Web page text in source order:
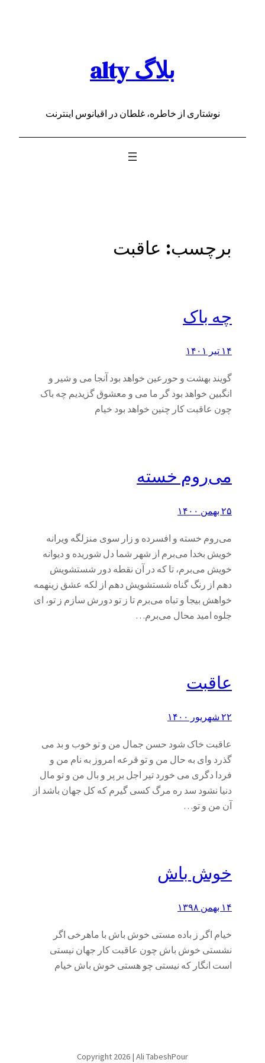
بلاگ alty
نوشتاری از خاطره، غلطان در اقیانوس اینترنت
برچسب: عاقبت
چه باک
۱۴ تیر ۱۴۰۱
گویند بهشت و حورعین خواهد بود آنجا می و شیر و
انگبین خواهد بود گر ما می و معشوق گزیدیم چه باک
چون عاقبت کار چنین خواهد بود خیام
می‌روم خسته
۲۵ بهمن ۱۴۰۰
می‌روم خسته و افسرده و زار سوی منزلگه ویرانه
خویش بخدا می‌برم از شهر شما دل شوریده و دیوانه
خویش می‌برم، تا که در آن نقطه دور شستشویش
دهم از رنگ گناه شستشویش دهم از لکه عشق زینهمه
خواهش بیجا و تباه می‌برم تا ز تو دورش سازم ز تو، ای
جلوه امید محال می‌برم…
عاقبت
۲۲ شهریور ۱۴۰۰
عاقبت خاک شود حسن جمال من و تو خوب و بد می
گذرد وای به حال من و تو قرعه امروز به نام من و
فردا دگری می خورد تیر اجل بر پر و بال من و تو مال
دنیا نشود سد ره مرگ کسی گیرم که کل جهان باشد از
آن من و تو…
خوش باش
۱۴ بهمن ۱۳۹۸
خیام اگر ز باده مستی خوش باش با ماهرخی اگر
نشستی خوش باش چون عاقبت کار جهان نیستی
است انگار که نیستی چو هستی خوش باش خیام
Copyright 2026 | Ali TabeshPour